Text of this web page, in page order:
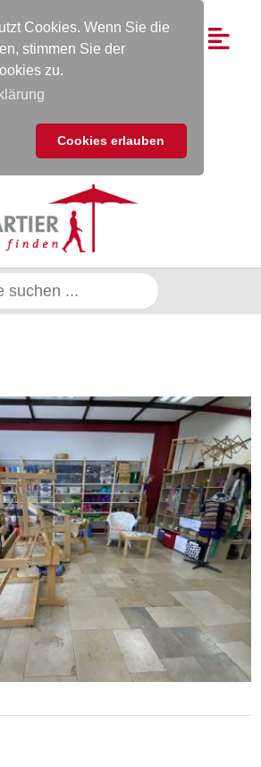
Cookies. Wenn Sie die
stimmen Sie der
zu.
Cookies erlauben